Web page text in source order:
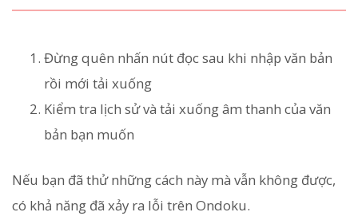
Đừng quên nhấn nút đọc sau khi nhập văn bản
rồi mới tải xuống
Kiểm tra lịch sử và tải xuống âm thanh của văn
bản bạn muốn
Nếu bạn đã thử những cách này mà vẫn không được,
có khả năng đã xảy ra lỗi trên Ondoku.